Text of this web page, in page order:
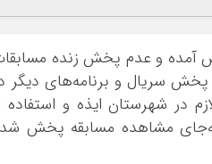
آمده و عدم پخش زنده
شهرستان ایذه و پخش سریال و برنامه‌های دیگر
در شهرستان ایذه و استفاده
به‌جای مشاهده مسابقه پخش